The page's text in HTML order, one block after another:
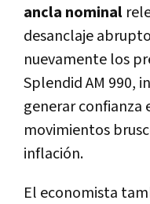
ancla nominal
desanclaje
nuevamente los
Splendid AM 990,
generar confianza
movimientos
inflación.
El economista